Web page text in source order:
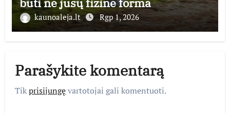
kaunoaleja.lt Rgp 1, 2026
Parašykite komentarą
Tikprisijungęvartotojai gali komentuoti.